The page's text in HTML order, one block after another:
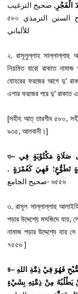
الْفَجْرِ. صحيح الترغيب
৫৮০ وصحاح السنن الترمذي ৩৩৮ والنسائي১৬৯৩ وابن ماجة ৯৩৫
للألباني
২. রাসূলুল্লা­হ সাল্লাল্লাহু
নিয়মিত বারো রাকাত
যোহরের ফরজের আগে দু’
এশার ফরজের পরে দু’ রাকাত
[সহীহ আত্ তারগীব ৫৮০,
৯৩৫, আলবানী।]
৩–
تَطَوُّعٍ؛ فَهِيَ كَعُمْرَةٍ .
صحيح الجامع- ৬৫৫৬
৩. রাসূল সাল্লাল্লাহু
পড়ার উদ্দেশ্যে মসজিদে
নামাজ পড়ার উদ্দেশ্যে যায়
৭৫৫৬ ]
৪–
يَطْلُبُهُ مِنْ ذِمَّتِهِ بِشَيْءٍ